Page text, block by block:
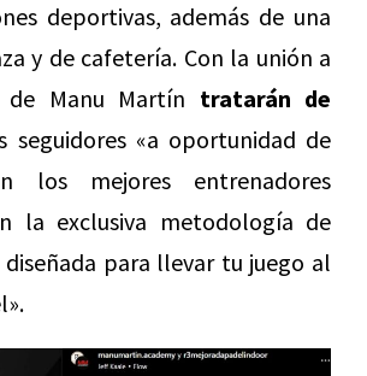
deportivas, además de una
y de cafetería. Con la unión a
de Manu Martín tratarán de
seguidores «a oportunidad de
los mejores entrenadores
la exclusiva metodología de
para llevar tu juego al